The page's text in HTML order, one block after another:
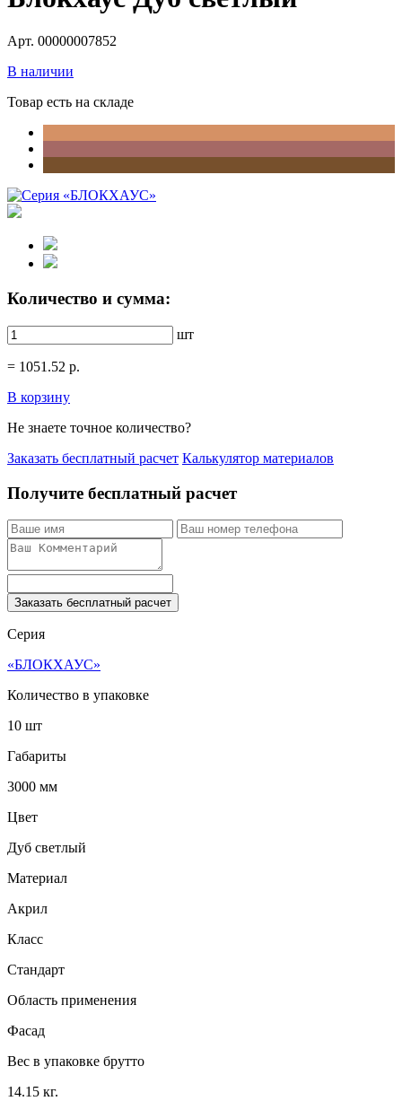
Арт. 00000007852
В наличии
Товар есть на складе
Количество и сумма:
шт
= 1051.52 р.
В корзину
Не знаете точное количество?
Заказать бесплатный расчет Калькулятор материалов
Получите бесплатный расчет
Заказать бесплатный расчет
Серия
«БЛОКХАУС»
Количество в упаковке
10 шт
Габариты
3000 мм
Цвет
Дуб светлый
Материал
Акрил
Класс
Стандарт
Область применения
Фасад
Вес в упаковке брутто
14.15 кг.